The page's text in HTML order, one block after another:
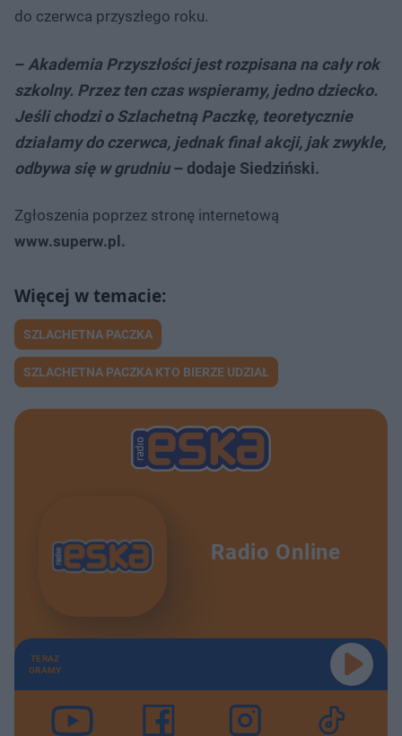
do czerwca przyszłego roku.
– Akademia Przyszłości jest rozpisana na cały rok
szkolny. Przez ten czas wspieramy, jedno dziecko.
Jeśli chodzi o Szlachetną Paczkę, teoretycznie
działamy do czerwca, jednak finał akcji, jak zwykle,
odbywa się w grudniu– dodaje Siedziński.
Zgłoszenia poprzez stronę internetową
www.superw.pl.
SZLACHETNA PACZKA
SZLACHETNA PACZKA KTO BIERZE UDZIAŁ
Radio Online
TERAZ
GRAMY